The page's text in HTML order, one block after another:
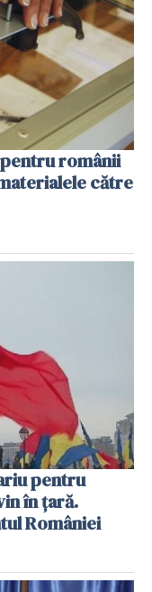
românii
către
pentru
în țară.
României